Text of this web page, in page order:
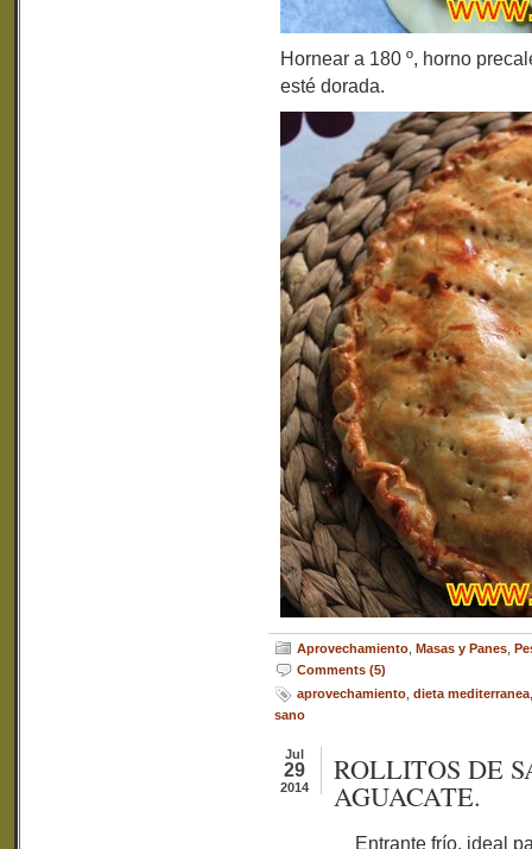
Hornear a 180 º, horno
esté dorada.
Aprovechamiento Masas y Panes
Comments (5)
aprovechamiento dieta mediterranea
sano
Jul
29
2014
ROLLITOS DE
AGUACATE.
Entrante frío, ideal